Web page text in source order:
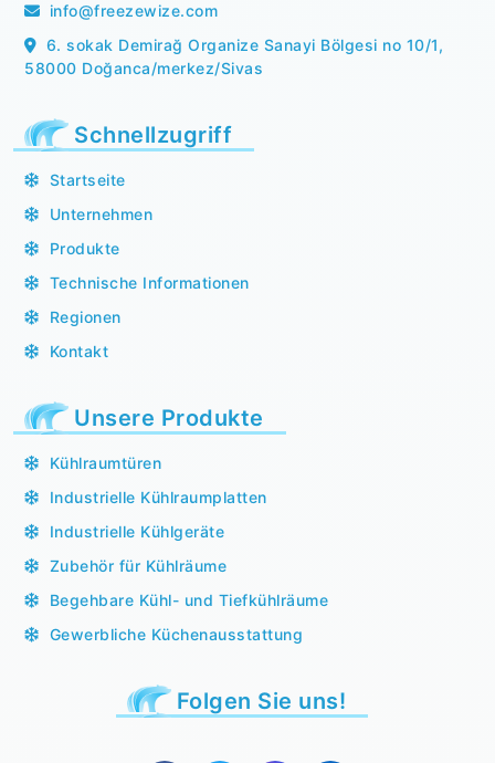
info@freezewize.com
6. sokak Demirağ Organize Sanayi Bölgesi no 10/1,
58000 Doğanca/merkez/Sivas
Schnellzugriff
Startseite
Unternehmen
Produkte
Technische Informationen
Regionen
Kontakt
Unsere Produkte
Kühlraumtüren
Industrielle Kühlraumplatten
Industrielle Kühlgeräte
Zubehör für Kühlräume
Begehbare Kühl- und Tiefkühlräume
Gewerbliche Küchenausstattung
Folgen Sie uns!